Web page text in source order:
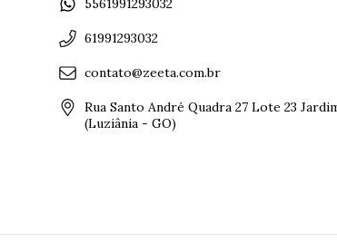
5561991293032
61991293032
contato@zeeta.com.br
Rua Santo André Quadra 27 Lote 23
(Luziânia - GO)